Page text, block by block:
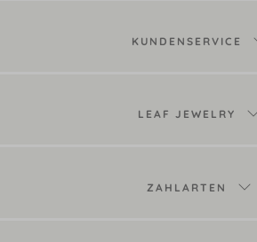
KUNDENSERVICE
LEAF JEWELRY
ZAHLARTEN